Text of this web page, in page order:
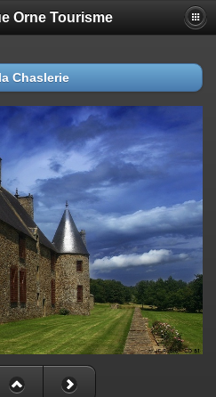
Orne Tourisme
Chaslerie